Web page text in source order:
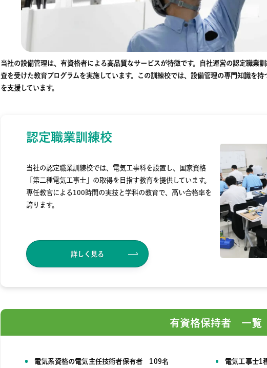
当社の設備管理は、有資格者による高品質なサービスが特徴です。自社運営の認定職業
査を受けた教育プログラムを実施しています。この訓練校では、設備管理の専門知識を
を支援しています。
認定職業訓練校
当社の認定職業訓練校では、電気工事科を設置し、国家資格
「第二種電気工事士」の取得を目指す教育を提供しています。
専任教官による100時間の実技と学科の教育で、高い合格率を
誇ります。
詳しく見る
有資格保持者 一覧
電気系資格の電気主任技術者保有者 109名 電気工事士